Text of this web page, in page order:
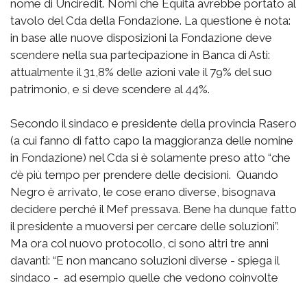
nome di Unciredit. Nomi che Equita avrebbe portato al
tavolo del Cda della Fondazione. La questione è nota:
in base alle nuove disposizioni la Fondazione deve
scendere nella sua partecipazione in Banca di Asti:
attualmente il 31,8% delle azioni vale il 79% del suo
patrimonio, e si deve scendere al 44%.
Secondo il sindaco e presidente della provincia Rasero
(a cui fanno di fatto capo la maggioranza delle nomine
in Fondazione) nel Cda si è solamente preso atto “che
c’è più tempo per prendere delle decisioni. Quando
Negro è arrivato, le cose erano diverse, bisognava
decidere perché il Mef pressava. Bene ha dunque fatto
il presidente a muoversi per cercare delle soluzioni”.
Ma ora col nuovo protocollo, ci sono altri tre anni
davanti: “E non mancano soluzioni diverse - spiega il
sindaco - ad esempio quelle che vedono coinvolte